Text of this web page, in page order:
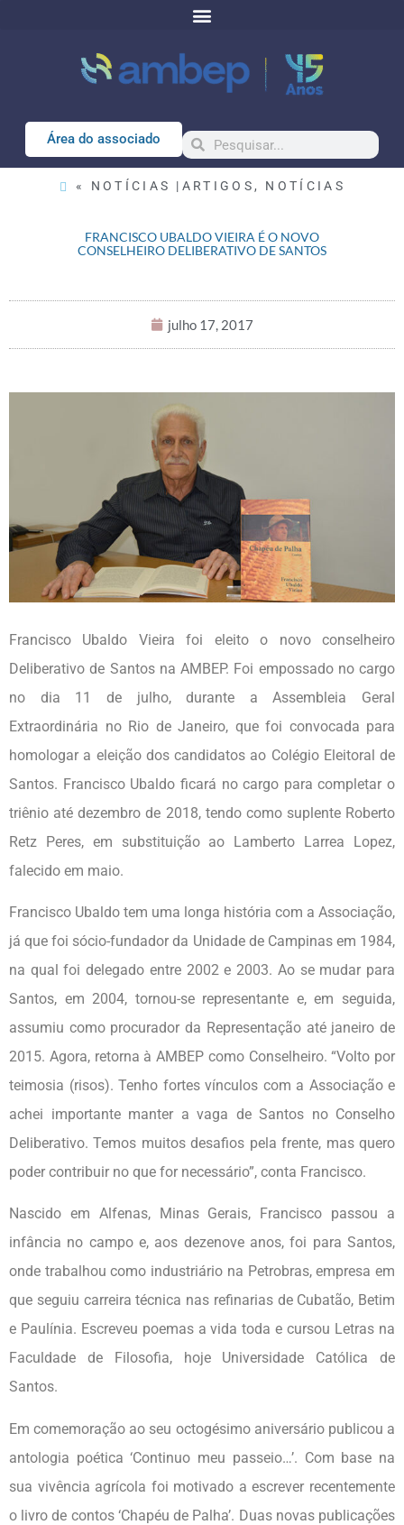
Área do associado
« NOTÍCIAS | ARTIGOS , NOTÍCIAS
FRANCISCO UBALDO VIEIRA É O NOVO
CONSELHEIRO DELIBERATIVO DE SANTOS
julho 17, 2017
Francisco Ubaldo Vieira foi eleito o novo conselheiro
Deliberativo de Santos na AMBEP. Foi empossado no cargo
no dia 11 de julho, durante a Assembleia Geral
Extraordinária no Rio de Janeiro, que foi convocada para
homologar a eleição dos candidatos ao Colégio Eleitoral de
Santos. Francisco Ubaldo ficará no cargo para completar o
triênio até dezembro de 2018, tendo como suplente Roberto
Retz Peres, em substituição ao Lamberto Larrea Lopez,
falecido em maio.
Francisco Ubaldo tem uma longa história com a Associação,
já que foi sócio-fundador da Unidade de Campinas em 1984,
na qual foi delegado entre 2002 e 2003. Ao se mudar para
Santos, em 2004, tornou-se representante e, em seguida,
assumiu como procurador da Representação até janeiro de
2015. Agora, retorna à AMBEP como Conselheiro. “Volto por
teimosia (risos). Tenho fortes vínculos com a Associação e
achei importante manter a vaga de Santos no Conselho
Deliberativo. Temos muitos desafios pela frente, mas quero
poder contribuir no que for necessário”, conta Francisco.
Nascido em Alfenas, Minas Gerais, Francisco passou a
infância no campo e, aos dezenove anos, foi para Santos,
onde trabalhou como industriário na Petrobras, empresa em
que seguiu carreira técnica nas refinarias de Cubatão, Betim
e Paulínia. Escreveu poemas a vida toda e cursou Letras na
Faculdade de Filosofia, hoje Universidade Católica de
Santos.
Em comemoração ao seu octogésimo aniversário publicou a
antologia poética ‘Continuo meu passeio…’. Com base na
sua vivência agrícola foi motivado a escrever recentemente
o livro de contos ‘Chapéu de Palha’. Duas novas publicações